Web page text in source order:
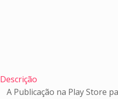
Descrição
A Publicação na Play Store